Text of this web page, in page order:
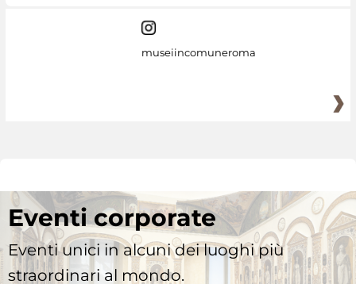
museiincomuneroma
Eventi corporate
Eventi unici in alcuni dei luoghi più
straordinari al mondo.